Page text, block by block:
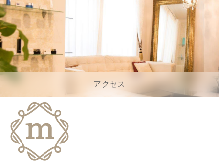
アクセス